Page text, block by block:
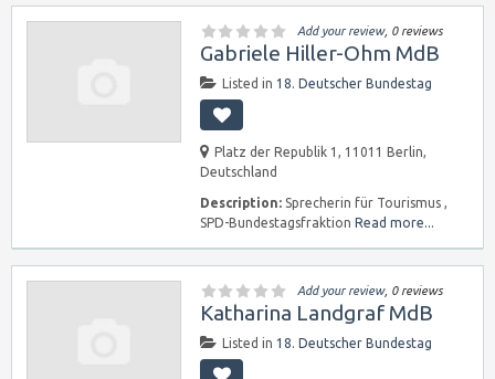
Add your review, 0 reviews
Gabriele Hiller-Ohm MdB
Listed in 18. Deutscher Bundestag
Platz der Republik 1, 11011 Berlin,
Deutschland
Description: Sprecherin für Tourismus ,
SPD-Bundestagsfraktion Read more...
Add your review, 0 reviews
Katharina Landgraf MdB
Listed in 18. Deutscher Bundestag